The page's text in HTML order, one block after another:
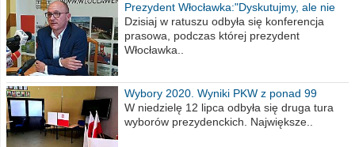
Prezydent Włocławka:"Dyskutujmy, ale nie
obrażajmy się”
Dzisiaj w ratuszu odbyła się konferencja
prasowa, podczas której prezydent
Włocławka..
Wybory 2020. Wyniki PKW z ponad 99
procent obwodów
W niedzielę 12 lipca odbyła się druga tura
wyborów prezydenckich. Największe..